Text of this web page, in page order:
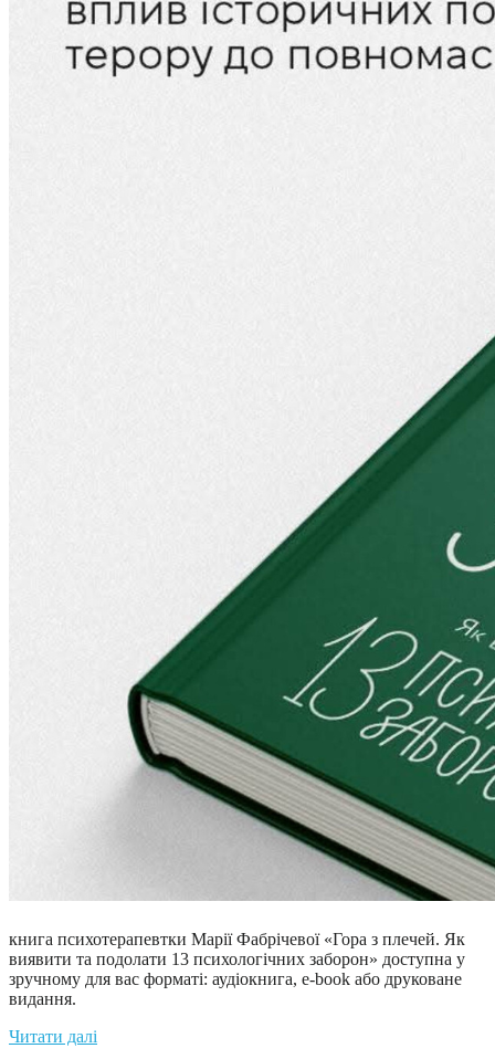
книга психотерапевтки Марії Фабрічевої «Гора з плечей. Як
виявити та подолати 13 психологічних заборон» доступна у
зручному для вас форматі: аудіокнига, e-book або друковане
видання.
Читати далі